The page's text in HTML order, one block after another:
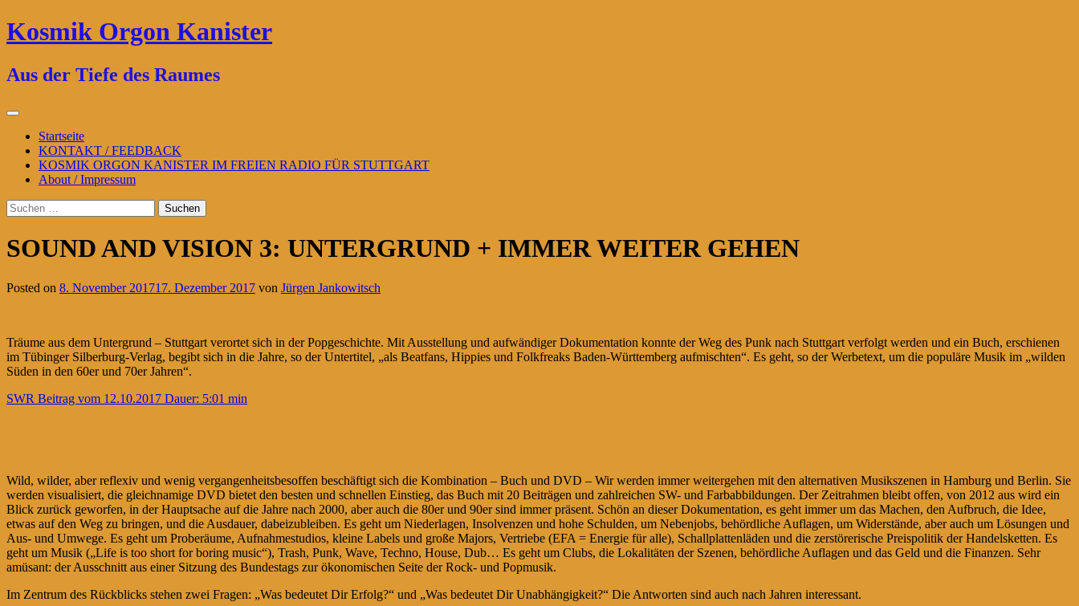
Zum
Inhalt
Kosmik Orgon Kanister
Aus der Tiefe des Raumes
Primäres
Startseite
KONTAKT / FEEDBACK
KOSMIK ORGON KANISTER IM FREIEN RADIO FÜR STUTTGART
About / Impressum
Suchen
nach:
SOUND AND VISION 3: UNTERGRUND + IMMER WEITER GEHEN
Posted on 8. November 201717. Dezember 2017 von Jürgen Jankowitsch
Träume aus dem Untergrund – Stuttgart verortet sich in der Popgeschichte. Mit Ausstellung und aufwändiger Dokumentation konnte der Weg des Punk nach Stuttgart verfolgt werden und ein Buch, erschienen
im Tübinger Silberburg-Verlag, begibt sich in die Jahre, so der Untertitel, „als Beatfans, Hippies und Folkfreaks Baden-Württemberg aufmischten“. Es geht, so der Werbetext, um die populäre Musik im „wilden
Süden in den 60er und 70er Jahren“.
SWR Beitrag vom 12.10.2017 Dauer: 5:01 min
Wild, wilder, aber reflexiv und wenig vergangenheitsbesoffen beschäftigt sich die Kombination – Buch und DVD – Wir werden immer weitergehen mit den alternativen Musikszenen in Hamburg und Berlin. Sie
werden visualisiert, die gleichnamige DVD bietet den besten und schnellen Einstieg, das Buch mit 20 Beiträgen und zahlreichen SW- und Farbabbildungen. Der Zeitrahmen bleibt offen, von 2012 aus wird ein
Blick zurück geworfen, in der Hauptsache auf die Jahre nach 2000, aber auch die 80er und 90er sind immer präsent. Schön an dieser Dokumentation, es geht immer um das Machen, den Aufbruch, die Idee,
etwas auf den Weg zu bringen, und die Ausdauer, dabeizubleiben. Es geht um Niederlagen, Insolvenzen und hohe Schulden, um Nebenjobs, behördliche Auflagen, um Widerstände, aber auch um Lösungen und
Aus- und Umwege. Es geht um Proberäume, Aufnahmestudios, kleine Labels und große Majors, Vertriebe (EFA = Energie für alle), Schallplattenläden und die zerstörerische Preispolitik der Handelsketten. Es
geht um Musik („Life is too short for boring music“), Trash, Punk, Wave, Techno, House, Dub… Es geht um Clubs, die Lokalitäten der Szenen, behördliche Auflagen und das Geld und die Finanzen. Sehr
amüsant: der Ausschnitt aus einer Sitzung des Bundestags zur ökonomischen Seite der Rock- und Popmusik.
Im Zentrum des Rückblicks stehen zwei Fragen: „Was bedeutet Dir Erfolg?“ und „Was bedeutet Dir Unabhängigkeit?“ Die Antworten sind auch nach Jahren interessant.